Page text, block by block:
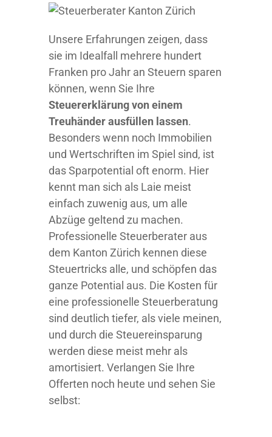
Unsere Erfahrungen zeigen, dass
sie im Idealfall mehrere hundert
Franken pro Jahr an Steuern sparen
können, wenn Sie Ihre
Steuererklärung von einem
Treuhänder ausfüllen lassen.
Besonders wenn noch Immobilien
und Wertschriften im Spiel sind, ist
das Sparpotential oft enorm. Hier
kennt man sich als Laie meist
einfach zuwenig aus, um alle
Abzüge geltend zu machen.
Professionelle Steuerberater aus
dem Kanton Zürich kennen diese
Steuertricks alle, und schöpfen das
ganze Potential aus. Die Kosten für
eine professionelle Steuerberatung
sind deutlich tiefer, als viele meinen,
und durch die Steuereinsparung
werden diese meist mehr als
amortisiert. Verlangen Sie Ihre
Offerten noch heute und sehen Sie
selbst: